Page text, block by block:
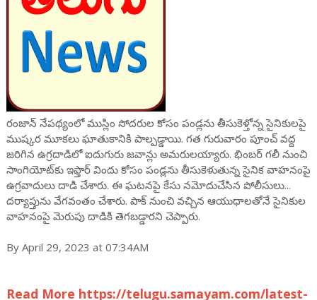
రంజాన్‌ నేపథ్యంలో ముస్లిం సోదరుల కోసం పండ్లను తీసుకెళ్తోన్న సైనికులపై
ముష్కర మూకలు ఘాతుకానికి పాల్పడ్డాయి. గత గురువారం పూంచ్ వద్ద
జరిగిన ఉగ్రదాడిలో ఐదుగురు జవాన్లు అమరులయ్యారు. భింబర్‌ గలీ నుంచి
సాంగియోట్‌కు ఇఫ్తార్‌ విందు కోసం పండ్లను తీసుకెళుతున్న సైనిక వాహనంపై
ఉగ్రవాదులు దాడి చేశారు. ఈ ఘటనపై కేసు నమోదుచేసిన పోలీసులు...
దర్యాప్తును వేగవంతం చేశారు. పాక్ నుంచి వచ్చిన ఆయుధాలతోనే సైనికుల
వాహనంపై మెరుపు దాడికి తెగబడ్డారని చెప్పారు.
By April 29, 2023 at 07:34AM
Read More https://telugu.samayam.com/latest-